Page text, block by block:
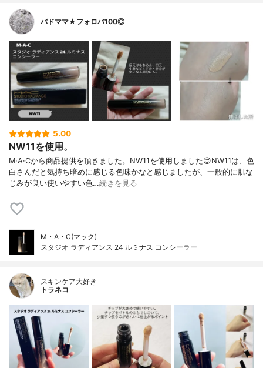
バドママ★フォロバ100◎
5.00
NW11を使用。
M·A·Cから商品提供を頂きました。NW11を使用しました😊NW11は、色
白さんだと気持ち暗めに感じる色味かなと感じましたが、一般的に肌な
じみが良い使いやすい色…続きを見る
M・A・C(マック)
スタジオ ラディアンス 24 ルミナス コンシーラー
スキンケア大好き
トラネコ